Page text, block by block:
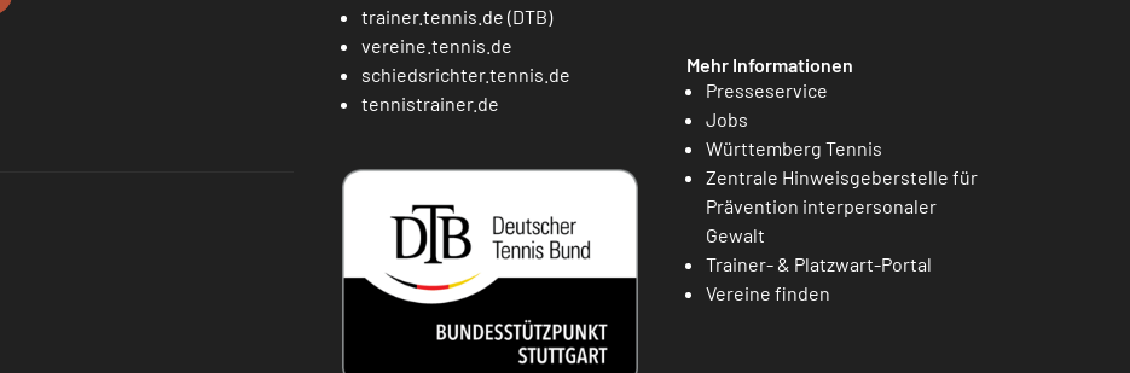
trainer.tennis.de (DTB)
vereine.tennis.de
schiedsrichter.tennis.de
tennistrainer.de
Mehr Informationen
Presseservice
Jobs
Württemberg Tennis
Zentrale Hinweisgeberstelle für
Prävention interpersonaler
Gewalt
Trainer- & Platzwart-Portal
Vereine finden